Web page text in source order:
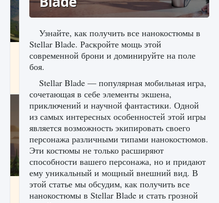
Как исправить ошибку Palworld «Идет
сохранение мира — Невозможно начать
сохранение данных мира»
9 августа 2024 2 511 0 0
Как заработать медали лиги Clash of Clans
9 августа 2024 2 599 0 1
Узнайте, как получить все нанокостюмы в
Stellar Blade. Раскройте мощь этой
современной брони и доминируйте на поле
боя.
Stellar Blade — популярная мобильная игра,
сочетающая в себе элементы экшена,
приключений и научной фантастики. Одной
из самых интересных особенностей этой игры
является возможность экипировать своего
персонажа различными типами нанокостюмов.
Эти костюмы не только расширяют
способности вашего персонажа, но и придают
ему уникальный и мощный внешний вид. В
этой статье мы обсудим, как получить все
нанокостюмы в Stellar Blade и стать грозной